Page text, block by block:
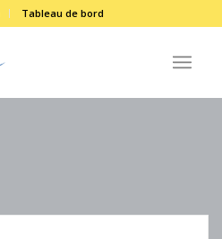
Tableau de bord